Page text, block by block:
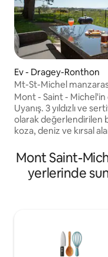
Ev - Dragey-Ronthon
Mt-St-Michel
sakinlik ve langırt
Mont - Saint -
Uyanış. 3 yıldızlı ve
olarak değerlendirilen
koza, deniz ve kırsal
engelsiz 180°
İçeride: 2 rahat yatak
mutfak, odun sobası
anlar arasında nadir
hepsi tüylü
Mont Saint-
yerlerinde